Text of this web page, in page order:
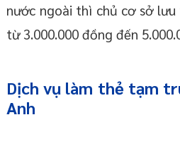
nước ngoài thì chủ cơ sở
từ 3.000.000 đồng đến
Dịch vụ làm thẻ tạm
Anh